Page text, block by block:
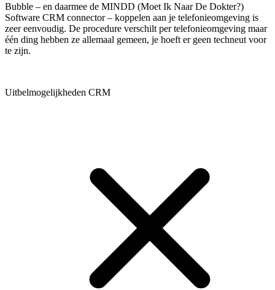
Bubble – en daarmee de MINDD (Moet Ik Naar De Dokter?)
Software CRM connector – koppelen aan je telefonieomgeving is
zeer eenvoudig. De procedure verschilt per telefonieomgeving maar
één ding hebben ze allemaal gemeen, je hoeft er geen techneut voor
te zijn.
Uitbelmogelijkheden CRM